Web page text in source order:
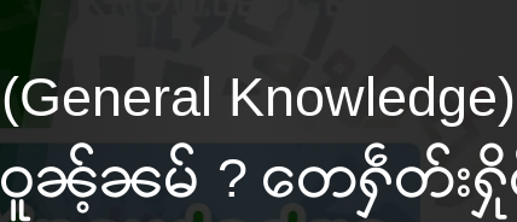
(General
ဝူၼ့်ၼမ် ? တေႁဵတ်းႁို